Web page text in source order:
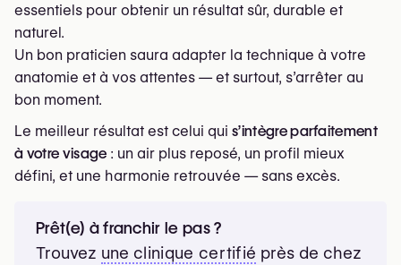
essentiels pour obtenir un résultat sûr, durable et
naturel.
Un bon praticien saura adapter la technique à votre
anatomie et à vos attentes — et surtout, s’arrêter au
bon moment.
Le meilleur résultat est celui qui s’intègre parfaitement
à votre visage : un air plus reposé, un profil mieux
défini, et une harmonie retrouvée — sans excès.
Prêt(e) à franchir le pas ?
Trouvez une clinique certifié près de chez